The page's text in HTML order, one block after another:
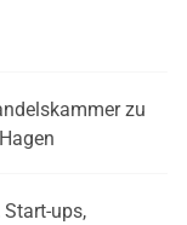
zu
ups,